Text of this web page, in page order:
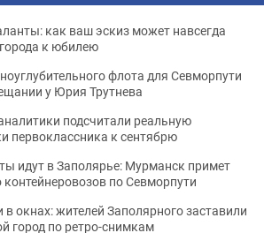
как ваш эскиз может навсегда
к юбилею
флота для Севморпути
у Юрия Трутнева
подсчитали реальную
первоклассника к сентябрю
идут в Заполярье: Мурманск примет
контейнеровозов по Севморпути
окнах: жителей Заполярного заставили
город по ретро-снимкам